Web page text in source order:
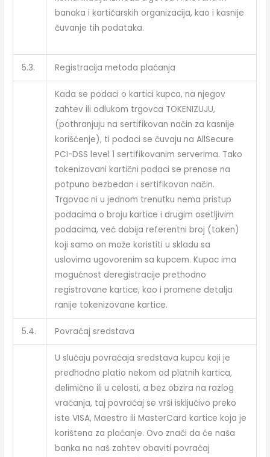
banaka i kartičarskih organizacija, kao i kasnije
čuvanje tih podataka.
5.3. Registracija metoda plaćanja
Kada se podaci o kartici kupca, na njegov
zahtev ili odlukom trgovca TOKENIZUJU,
(pothranjuju na sertifikovan način za kasnije
korišćenje), ti podaci se čuvaju na AllSecure
PCI-DSS level 1 sertifikovanim serverima. Tako
tokenizovani kartični podaci se prenose na
potpuno bezbedan i sertifikovan način.
Trgovac ni u jednom trenutku nema pristup
podacima o broju kartice i drugim osetljivim
podacima, već dobija referentni broj (token)
koji samo on može koristiti u skladu sa
uslovima ugovorenim sa kupcem. Kupac ima
mogućnost deregistracije prethodno
registrovane kartice, kao i promene detalja
ranije tokenizovane kartice.
5.4. Povraćaj sredstava
U slučaju povraćaja sredstava kupcu koji je
predhodno platio nekom od platnih kartica,
delimično ili u celosti, a bez obzira na razlog
vraćanja, taj povraćaj se vrši isključivo preko
iste VISA, Maestro ili MasterCard kartice koja je
korištena za plaćanje. Ovo znači da će naša
banka na naš zahtev obaviti povraćaj